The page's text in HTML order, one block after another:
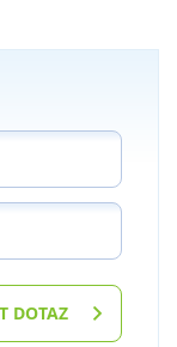
DOTAZ